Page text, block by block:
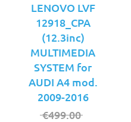
LENOVO LVF
12918_CPA
(12.3inc)
MULTIMEDIA
SYSTEM for
AUDI A4 mod.
2009-2016
€499.00